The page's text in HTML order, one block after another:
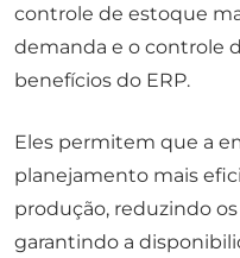
controle de estoque
demanda e o controle
benefícios do ERP.
Eles permitem que a
planejamento mais
produção, reduzindo
garantindo a